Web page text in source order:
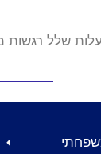
שלל רגשות